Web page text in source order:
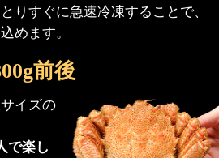
りすぐに急速冷凍することで、
めます。
前後
イズの
で楽し